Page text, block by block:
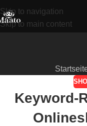
Skip to navigation
Skip to main content
Keyword-